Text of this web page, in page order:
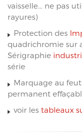
vaisselle... ne pas
rayures)
Protection des
quadrichromie sur
Sérigraphie
série
Marquage au
permanent
voir les tableaux